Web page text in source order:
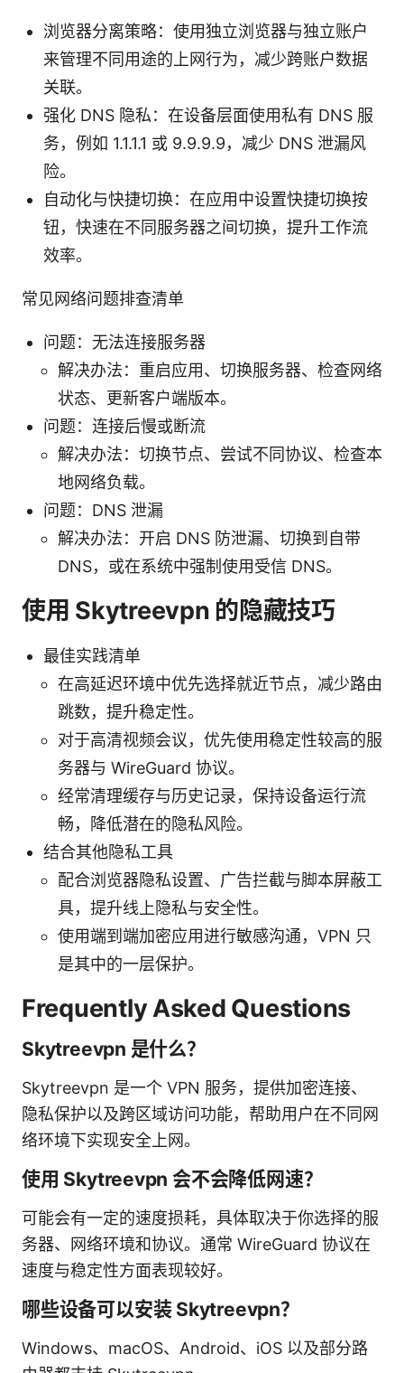
浏览器分离策略：使用独立浏览器与独立账户
来管理不同用途的上网行为，减少跨账户数据
关联。
强化 DNS 隐私：在设备层面使用私有 DNS 服
务，例如 1.1.1.1 或 9.9.9.9，减少 DNS 泄漏风
险。
自动化与快捷切换：在应用中设置快捷切换按
钮，快速在不同服务器之间切换，提升工作流
效率。
常见网络问题排查清单
问题：无法连接服务器
解决办法：重启应用、切换服务器、检查网络
状态、更新客户端版本。
问题：连接后慢或断流
解决办法：切换节点、尝试不同协议、检查本
地网络负载。
问题：DNS 泄漏
解决办法：开启 DNS 防泄漏、切换到自带
DNS，或在系统中强制使用受信 DNS。
使用 Skytreevpn 的隐藏技巧
最佳实践清单
在高延迟环境中优先选择就近节点，减少路由
跳数，提升稳定性。
对于高清视频会议，优先使用稳定性较高的服
务器与 WireGuard 协议。
经常清理缓存与历史记录，保持设备运行流
畅，降低潜在的隐私风险。
结合其他隐私工具
配合浏览器隐私设置、广告拦截与脚本屏蔽工
具，提升线上隐私与安全性。
使用端到端加密应用进行敏感沟通，VPN 只
是其中的一层保护。
Frequently Asked Questions
Skytreevpn 是什么？
Skytreevpn 是一个 VPN 服务，提供加密连接、
隐私保护以及跨区域访问功能，帮助用户在不同网
络环境下实现安全上网。
使用 Skytreevpn 会不会降低网速？
可能会有一定的速度损耗，具体取决于你选择的服
务器、网络环境和协议。通常 WireGuard 协议在
速度与稳定性方面表现较好。
哪些设备可以安装 Skytreevpn？
Windows、macOS、Android、iOS 以及部分路